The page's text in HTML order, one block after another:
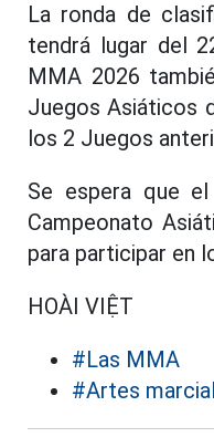
La ronda de
tendrá lugar del
MMA 2026
Juegos Asiáticos
los 2 Juegos
Se espera que
Campeonato
para participar en
HOÀI VIỆT
#Las MMA
#Artes